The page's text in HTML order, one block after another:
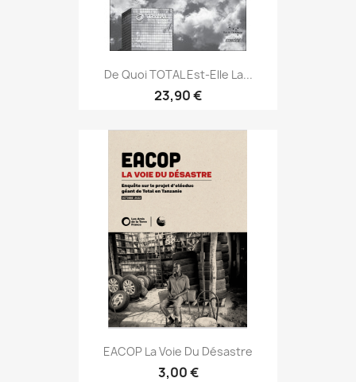
De Quoi TOTAL Est-Elle La...
23,90 €
EACOP La Voie Du Désastre
3,00 €